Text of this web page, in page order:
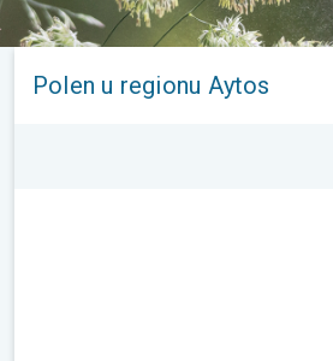
Polen u regionu Aytos